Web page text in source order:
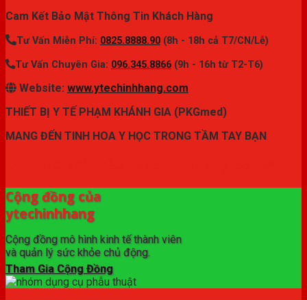
Cam Kết Bảo Mật Thông Tin Khách Hàng
Tư Vấn Miễn Phí: 0825.8888.90 (8h - 18h cả T7/CN/Lễ)
Tư Vấn Chuyên Gia: 096.345.8866 (9h - 16h từ T2-T6)
Website: www.ytechinhhang.com
THIẾT BỊ Y TẾ PHẠM KHÁNH GIA (PKGmed)
MANG ĐẾN TINH HOA Y HỌC TRONG TẦM TAY BẠN
Cộng đồng của
ytechinhhang
Cộng đồng mô hình kinh tế thành viên
và quản lý sức khỏe chủ động.
Tham Gia Cộng Đồng